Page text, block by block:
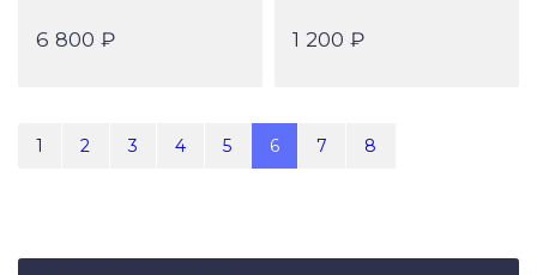
6 800 ₽ 1 200 ₽
1 2 3 4 5 6 7 8